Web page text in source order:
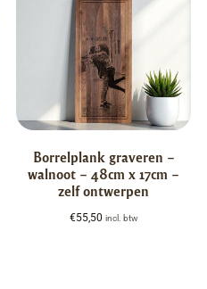
Borrelplank graveren –
walnoot – 48cm x 17cm –
zelf ontwerpen
€55,50 incl. btw